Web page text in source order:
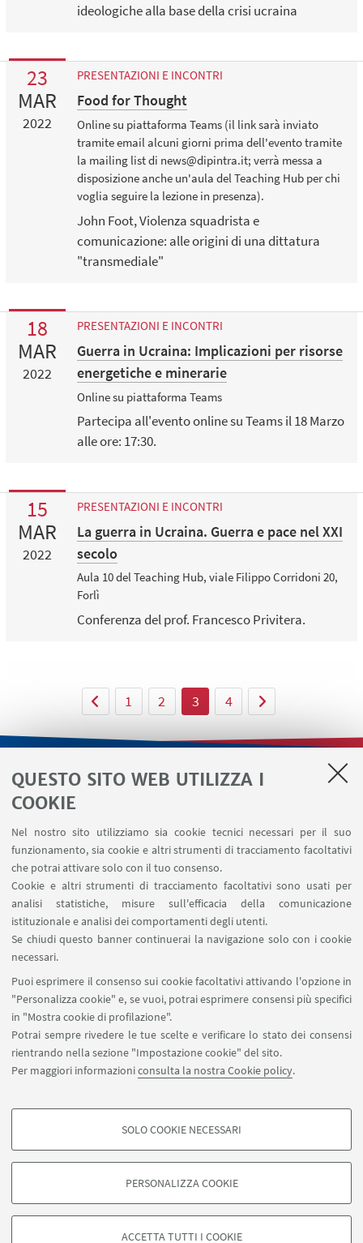
QUESTO SITO WEB UTILIZZA I
COOKIE
Nel nostro sito utilizziamo sia cookie tecnici necessari per il suo
funzionamento, sia cookie e altri strumenti di tracciamento facoltativi
che potrai attivare solo con il tuo consenso.
Cookie e altri strumenti di tracciamento facoltativi sono usati per
analisi statistiche, misure sull'efficacia della comunicazione
istituzionale e analisi dei comportamenti degli utenti.
Se chiudi questo banner continuerai la navigazione solo con i cookie
necessari.
Puoi esprimere il consenso sui cookie facoltativi attivando l'opzione in
"Personalizza cookie" e, se vuoi, potrai esprimere consensi più specifici
in "Mostra cookie di profilazione".
Potrai sempre rivedere le tue scelte e verificare lo stato dei consensi
rientrando nella sezione "Impostazione cookie" del sito.
Per maggiori informazioniconsulta la nostra Cookie policy.
COOKIE DI PROFILAZIONE - FACOLTATIVI
degli utenti, creare profili in base al loro comportamento sul sito, per analisi
di marketing.
SOLO COOKIE NECESSARI
PERSONALIZZA COOKIE
ACCETTA TUTTI I COOKIE
ideologiche alla base della crisi ucraina
23
MAR
2022
PRESENTAZIONI E INCONTRI
Food for Thought
Online su piattaforma Teams (il link sarà inviato
tramite email alcuni giorni prima dell'evento tramite
la mailing list di news@dipintra.it; verrà messa a
disposizione anche un'aula del Teaching Hub per chi
voglia seguire la lezione in presenza).
John Foot, Violenza squadrista e
comunicazione: alle origini di una dittatura
"transmediale"
18
MAR
2022
PRESENTAZIONI E INCONTRI
Guerra in Ucraina: Implicazioni per risorse
energetiche e minerarie
Online su piattaforma Teams
Partecipa all'evento online su Teams il 18 Marzo
alle ore: 17:30.
15
MAR
2022
PRESENTAZIONI E INCONTRI
La guerra in Ucraina. Guerra e pace nel XXI
secolo
Aula 10 del Teaching Hub, viale Filippo Corridoni 20,
Forlì
Conferenza del prof. Francesco Privitera.
1 2 3 4
LINK UTILI
Area riservata
Area DIT
SEGUI IL DIPARTIMENTO SU:
SEGUI UNIBO SU:
APP:
©Copyright 2026 - ALMA MATER STUDIORUM - Università di
Bologna - Via Zamboni, 33 - 40126 Bologna - PI: 01131710376 - CF:
80007010376
Privacy
Note legali
Informazioni sul sito e accessibilità
Impostazioni Cookie